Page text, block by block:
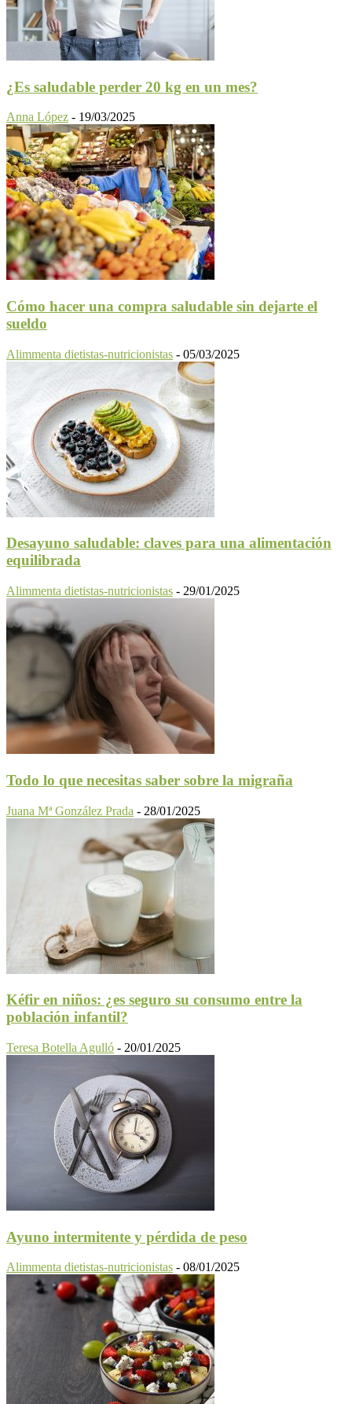
¿Es saludable perder 20 kg en un mes?
Anna López - 19/03/2025
Cómo hacer una compra saludable sin dejarte el
sueldo
Alimmenta dietistas-nutricionistas - 05/03/2025
Desayuno saludable: claves para una alimentación
equilibrada
Alimmenta dietistas-nutricionistas - 29/01/2025
Todo lo que necesitas saber sobre la migraña
Juana Mª González Prada - 28/01/2025
Kéfir en niños: ¿es seguro su consumo entre la
población infantil?
Teresa Botella Agulló - 20/01/2025
Ayuno intermitente y pérdida de peso
Alimmenta dietistas-nutricionistas - 08/01/2025